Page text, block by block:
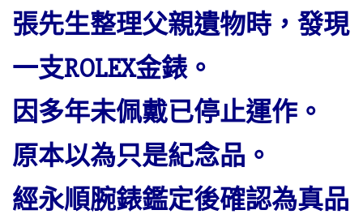
張先生整理父親遺物時，發現
一支ROLEX金錶。
因多年未佩戴已停止運作。
原本以為只是紀念品。
經永順腕錶鑑定後確認為真品